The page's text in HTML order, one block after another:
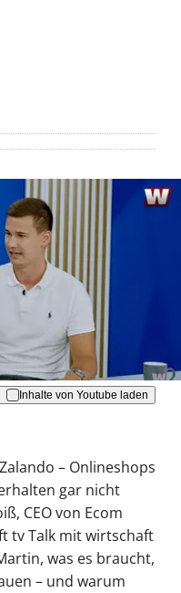
Videos werden
Datenschutzerklärung
Inhalte von Youtube laden
– Onlineshops
gar nicht
CEO von Ecom
tv Talk mit wirtschaft
was es braucht,
– und warum